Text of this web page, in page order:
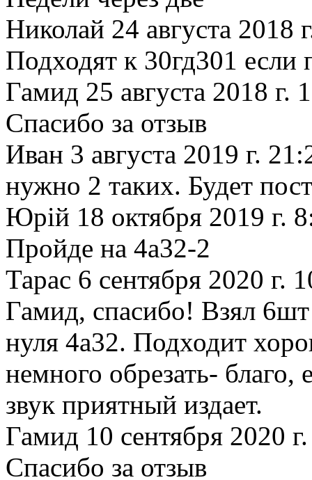
Николай 24 августа 2018
Подходят к 30гд301 если
Гамид 25 августа 2018 г.
Спасибо за отзыв
Иван 3 августа 2019 г.
нужно 2 таких. Будет
Юрій 18 октября 2019 г.
Пройде на 4а32-2
Тарас 6 сентября 2020 г.
Гамид, спасибо! Взял
нуля 4а32. Подходит
немного обрезать-
звук приятный издает.
Гамид 10 сентября 2020
Спасибо за отзыв